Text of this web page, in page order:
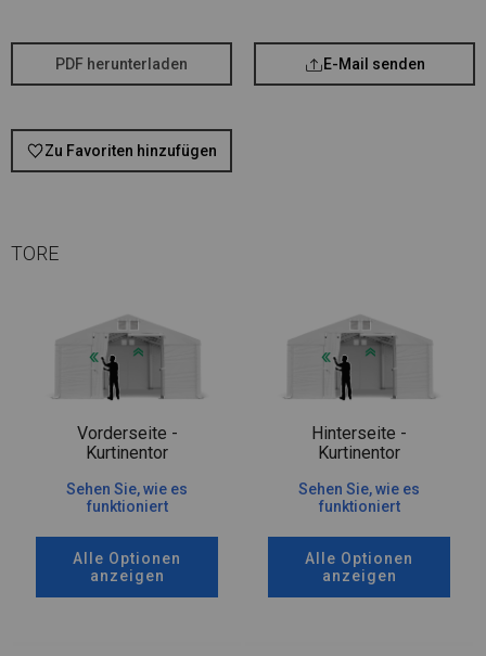
PDF herunterladen E-Mail senden
Zu Favoriten hinzufügen
TORE
Vorderseite -
Kurtinentor
Sehen Sie, wie es
funktioniert
Alle Optionen
anzeigen
Hinterseite -
Kurtinentor
Sehen Sie, wie es
funktioniert
Alle Optionen
anzeigen